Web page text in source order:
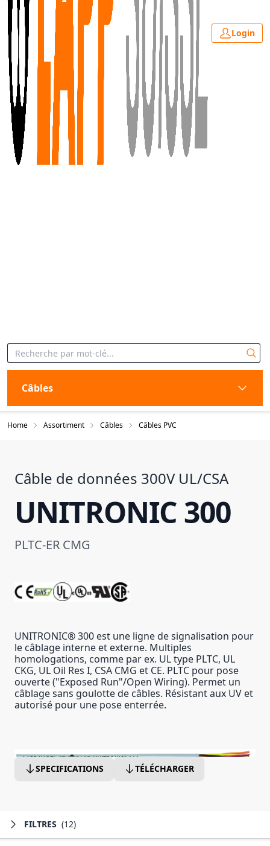
Login
Câbles
Home Assortiment Câbles Câbles PVC
Câble de données 300V UL/CSA
UNITRONIC 300
PLTC-ER CMG
UNITRONIC® 300 est une ligne de signalisation pour
le câblage interne et externe. Multiples
homologations, comme par ex. UL type PLTC, UL
CKG, UL Oil Res I, CSA CMG et CE. PLTC pour pose
ouverte ("Exposed Run"/Open Wiring). Permet un
câblage sans goulotte de câbles. Résistant aux UV et
autorisé pour une pose enterrée.
SPECIFICATIONS TÉLÉCHARGER
FILTRES (12)